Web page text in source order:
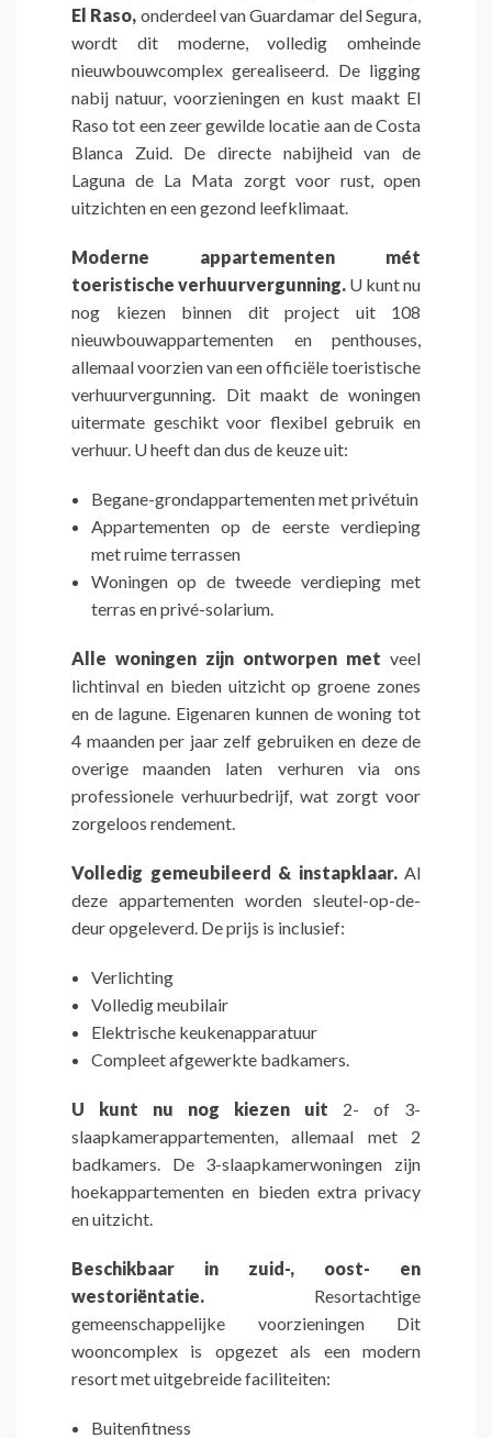
El Raso, onderdeel van Guardamar del Segura,
wordt dit moderne, volledig omheinde
nieuwbouwcomplex gerealiseerd. De ligging
nabij natuur, voorzieningen en kust maakt El
Raso tot een zeer gewilde locatie aan de Costa
Blanca Zuid. De directe nabijheid van de
Laguna de La Mata zorgt voor rust, open
uitzichten en een gezond leefklimaat.
Moderne appartementen mét
toeristische verhuurvergunning. U kunt nu
nog kiezen binnen dit project uit 108
nieuwbouwappartementen en penthouses,
allemaal voorzien van een officiële toeristische
verhuurvergunning. Dit maakt de woningen
uitermate geschikt voor flexibel gebruik en
verhuur. U heeft dan dus de keuze uit:
Begane-grondappartementen met privétuin
Appartementen op de eerste verdieping
met ruime terrassen
Woningen op de tweede verdieping met
terras en privé-solarium.
Alle woningen zijn ontworpen met veel
lichtinval en bieden uitzicht op groene zones
en de lagune. Eigenaren kunnen de woning tot
4 maanden per jaar zelf gebruiken en deze de
overige maanden laten verhuren via ons
professionele verhuurbedrijf, wat zorgt voor
zorgeloos rendement.
Volledig gemeubileerd & instapklaar. Al
deze appartementen worden sleutel-op-de-
deur opgeleverd. De prijs is inclusief:
Verlichting
Volledig meubilair
Elektrische keukenapparatuur
Compleet afgewerkte badkamers.
U kunt nu nog kiezen uit 2- of 3-
slaapkamerappartementen, allemaal met 2
badkamers. De 3-slaapkamerwoningen zijn
hoekappartementen en bieden extra privacy
en uitzicht.
Beschikbaar in zuid-, oost- en
westoriëntatie. Resortachtige
gemeenschappelijke voorzieningen Dit
wooncomplex is opgezet als een modern
resort met uitgebreide faciliteiten:
Buitenfitness